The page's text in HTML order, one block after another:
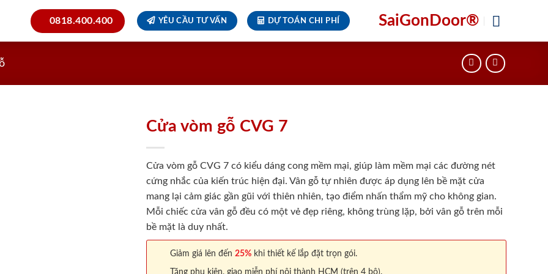
0818.400.400 YÊU CẦU TƯ VẤN DỰ TOÁN CHI PHÍ SaiGonDoor®
Cửa vòm gỗ CVG 7
Cửa vòm gỗ CVG 7 có kiểu dáng cong mềm mại, giúp làm mềm mại các đường nét
cứng nhắc của kiến trúc hiện đại. Vân gỗ tự nhiên được áp dụng lên bề mặt cửa
mang lại cảm giác gần gũi với thiên nhiên, tạo điểm nhấn thẩm mỹ cho không gian.
Mỗi chiếc cửa vân gỗ đều có một vẻ đẹp riêng, không trùng lặp, bởi vân gỗ trên mỗi
bề mặt là duy nhất.
Giảm giá lên đến 25% khi thiết kế lắp đặt trọn gói.
Tặng phụ kiện, giao miễn phí nội thành HCM (trên 4 bộ).